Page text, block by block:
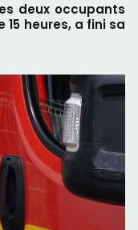
deux occupants
heures, a fini sa